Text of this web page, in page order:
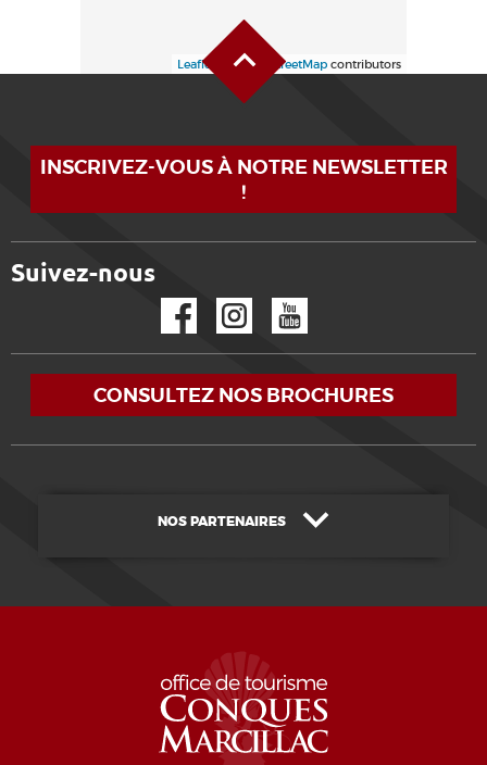
Leaflet | ©OpenStreetMap contributors
INSCRIVEZ-VOUS À NOTRE NEWSLETTER
!
Suivez-nous
CONSULTEZ NOS BROCHURES
NOS PARTENAIRES